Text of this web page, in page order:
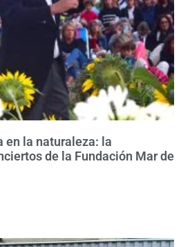
en la naturaleza: la
de la Fundación Mar de